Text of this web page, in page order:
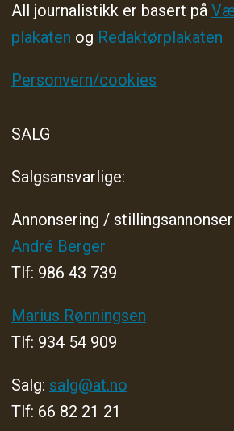
All journalistikk er basert på
plakaten og Redaktørplakaten
Personvern/cookies
SALG
Salgsansvarlige:
Annonsering / stillingsannonser
André Berger
Tlf: 986 43 739
Marius Rønningsen
Tlf: 934 54 909
Salg: salg@at.no
Tlf: 66 82 21 21